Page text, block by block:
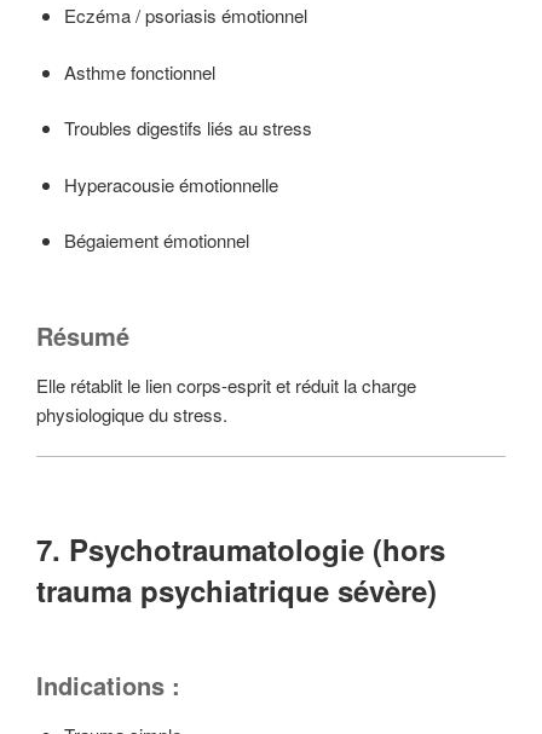
Eczéma / psoriasis émotionnel
Asthme fonctionnel
Troubles digestifs liés au stress
Hyperacousie émotionnelle
Bégaiement émotionnel
Résumé
Elle rétablit le lien corps-esprit et réduit la charge
physiologique du stress.
7. Psychotraumatologie (hors
trauma psychiatrique sévère)
Indications :